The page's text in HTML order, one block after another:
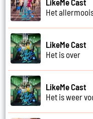
Het
LikeMe Cast
Het is over
LikeMe Cast
Het is weer